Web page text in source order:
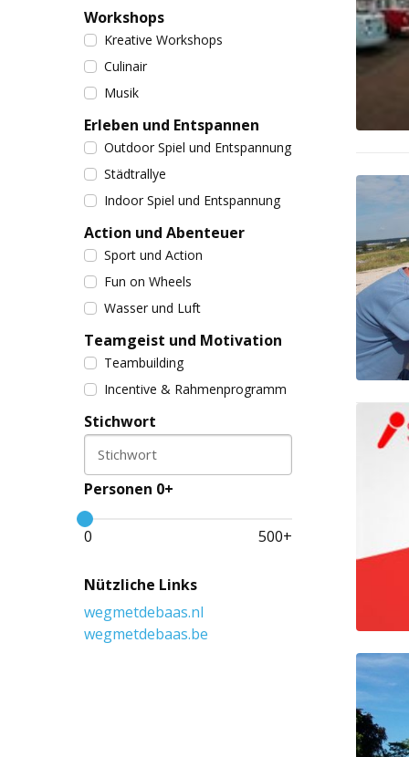
Workshops
Kreative Workshops
Culinair
Musik
Erleben und Entspannen
Outdoor Spiel und Entspannung
Städtrallye
Indoor Spiel und Entspannung
Action und Abenteuer
Sport und Action
Fun on Wheels
Wasser und Luft
Teamgeist und Motivation
Teambuilding
Incentive & Rahmenprogramm
Stichwort
Stichwort
Personen 0+
0 500+
Nützliche Links
wegmetdebaas.nl
wegmetdebaas.be